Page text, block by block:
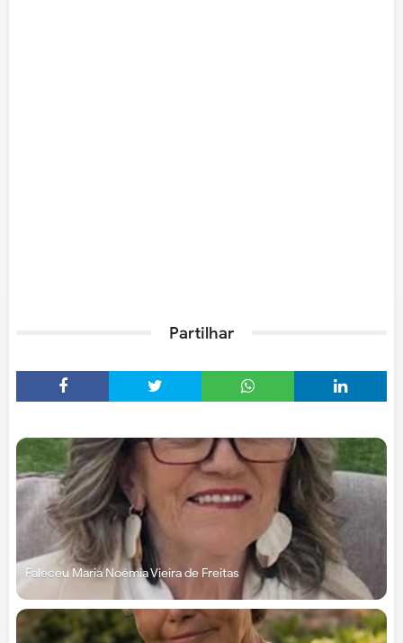
Partilhar
Faleceu Maria Noémia Vieira de Freitas